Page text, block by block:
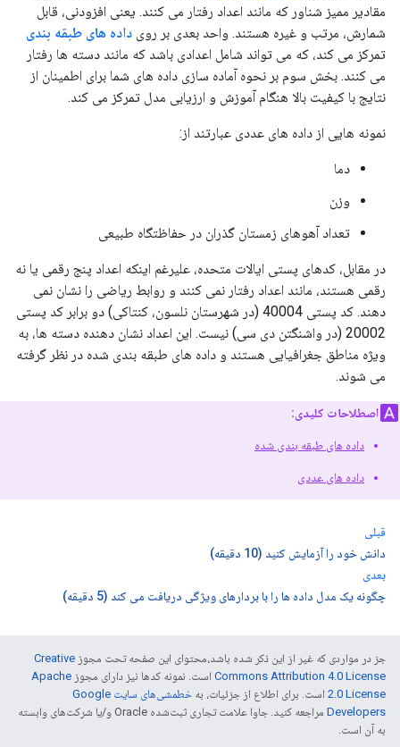
مقادیر ممیز شناور که مانند اعداد رفتار می کنند. یعنی افزودنی، قابل
شمارش، مرتب و غیره هستند. واحد بعدی بر روی داده های طبقه بندی
تمرکز می کند، که می تواند شامل اعدادی باشد که مانند دسته ها رفتار
می کنند. بخش سوم بر نحوه آماده سازی داده های شما برای اطمینان از
نتایج با کیفیت بالا هنگام آموزش و ارزیابی مدل تمرکز می کند.
نمونه هایی از داده های عددی عبارتند از:
دما
وزن
تعداد آهوهای زمستان گذران در حفاظتگاه طبیعی
در مقابل، کدهای پستی ایالات متحده، علیرغم اینکه اعداد پنج رقمی یا نه
رقمی هستند، مانند اعداد رفتار نمی کنند و روابط ریاضی را نشان نمی
دهند. کد پستی 40004 (در شهرستان نلسون، کنتاکی) دو برابر کد پستی
20002 (در واشنگتن دی سی) نیست. این اعداد نشان دهنده دسته ها، به
ویژه مناطق جغرافیایی هستند و داده های طبقه بندی شده در نظر گرفته
می شوند.
اصطلاحات کلیدی:
داده های طبقه بندی شده
داده های عددی
قبلی
دانش خود را آزمایش کنید (10 دقیقه)
بعدی
چگونه یک مدل داده ها را با بردارهای ویژگی دریافت می کند (5 دقیقه)
جز در مواردی که غیر از این ذکر شده باشد،‌محتوای این صفحه تحت مجوز Creative
Commons Attribution 4.0 License است. نمونه کدها نیز دارای مجوز Apache
2.0 License است. برای اطلاع از جزئیات، به
خطمشی‌های سایت Google
Developers‏
مراجعه کنید. جاوا علامت تجاری ثبت‌شده Oracle و/یا شرکت‌های وابسته
به آن است.